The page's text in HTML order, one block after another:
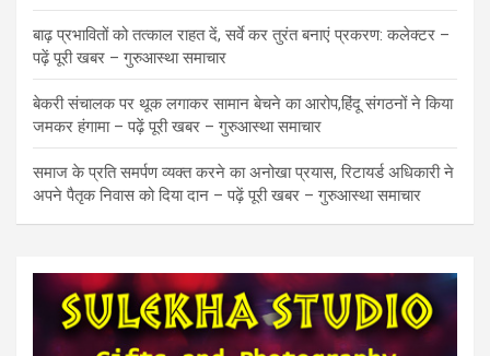
बाढ़ प्रभावितों को तत्काल राहत दें, सर्वे कर तुरंत बनाएं प्रकरण: कलेक्टर –
पढ़ें पूरी खबर – गुरुआस्था समाचार
बेकरी संचालक पर थूक लगाकर सामान बेचने का आरोप,हिंदू संगठनों ने किया
जमकर हंगामा – पढ़ें पूरी खबर – गुरुआस्था समाचार
समाज के प्रति समर्पण व्यक्त करने का अनोखा प्रयास, रिटायर्ड अधिकारी ने
अपने पैतृक निवास को दिया दान – पढ़ें पूरी खबर – गुरुआस्था समाचार